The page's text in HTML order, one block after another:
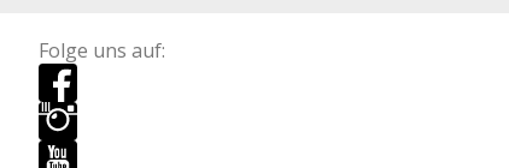
Folge uns auf: